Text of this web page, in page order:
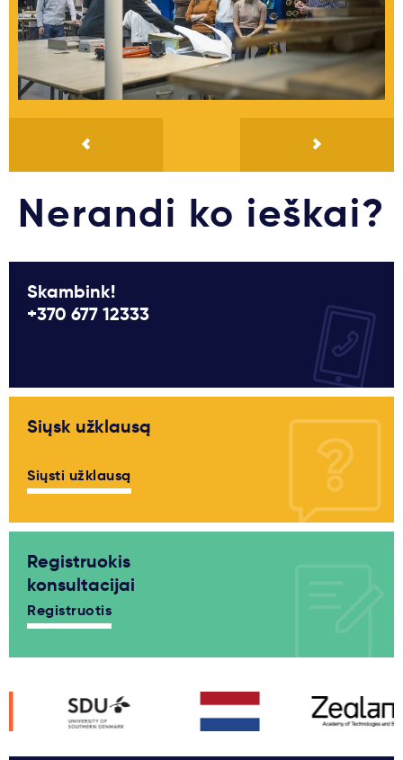
Nerandi ko ieškai?
Skambink!
+370 677 12333
Siųsk užklausą
Siųsti užklausą
Registruokis
konsultacijai
Registruotis